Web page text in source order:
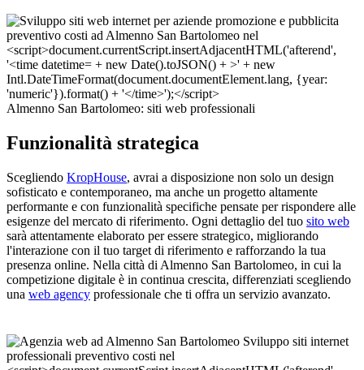
Almenno San Bartolomeo: siti web professionali
Funzionalità strategica
Scegliendo KropHouse, avrai a disposizione non solo un design
sofisticato e contemporaneo, ma anche un progetto altamente
performante e con funzionalità specifiche pensate per rispondere alle
esigenze del mercato di riferimento. Ogni dettaglio del tuo sito web
sarà attentamente elaborato per essere strategico, migliorando
l'interazione con il tuo target di riferimento e rafforzando la tua
presenza online. Nella città di Almenno San Bartolomeo, in cui la
competizione digitale è in continua crescita, differenziati scegliendo
una web agency professionale che ti offra un servizio avanzato.